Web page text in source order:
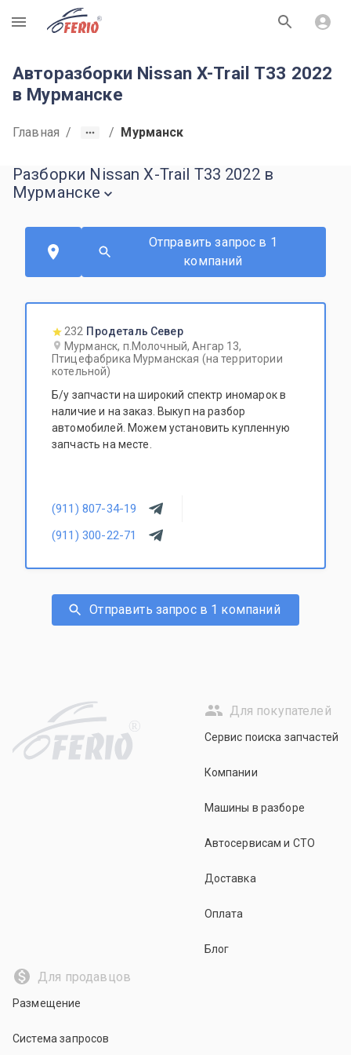
R
Авторазборки Nissan X-Trail T33 2022
в Мурманске
Главная / / Мурманск
Разборки Nissan X-Trail T33 2022 в
Мурманске
Отправить запрос в 1
компаний
232 Продеталь Север
Мурманск, п.Молочный, Ангар 13,
Птицефабрика Мурманская (на территории
котельной)
Б/у запчасти на широкий спектр иномарок в
наличие и на заказ. Выкуп на разбор
автомобилей. Можем установить купленную
запчасть на месте.
(911) 807-34-19
(911) 300-22-71
Отправить запрос в 1 компаний
R
Для покупателей
Сервис поиска запчастей
Компании
Машины в разборе
Автосервисам и СТО
Доставка
Оплата
Блог
Для продавцов
Размещение
Система запросов